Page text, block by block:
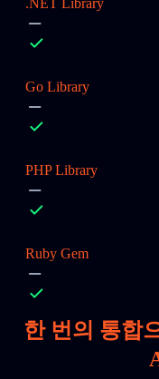
.NET Library
Go Library
PHP Library
Ruby Gem
한 번의 통합